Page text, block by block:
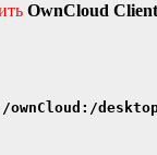
OwnCloud